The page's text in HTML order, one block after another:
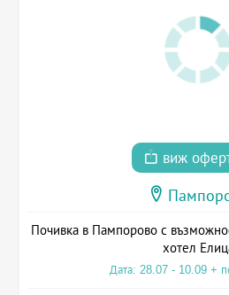
виж
Почивка в Пампорово с
хотел
Дата: 28.07 - 10.09 +